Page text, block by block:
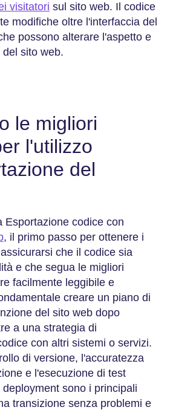
visitatori sul sito web. Il codice
modifiche oltre l'interfaccia del
possono alterare l'aspetto e
sito web.
le migliori
l'utilizzo
del
Esportazione codice con
, il primo passo per ottenere i
che il codice sia
e che segua le migliori
facilmente leggibile e
creare un piano di
del sito web dopo
a una strategia di
con altri sistemi o servizi.
di versione, l'accuratezza
e l'esecuzione di test
sono i principali
transizione senza problemi e